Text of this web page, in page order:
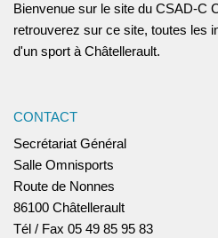
Bienvenue sur le site du CSAD-C
retrouverez sur ce site, toutes les
d'un sport à Châtellerault.
CONTACT
Secrétariat Général
Salle Omnisports
Route de Nonnes
86100 Châtellerault
Tél / Fax 05 49 85 95 83